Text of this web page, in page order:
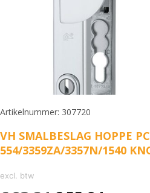
Artikelnummer: 307720
VH SMALBESLAG HOPPE
554/3359ZA/3357N/1540
excl. btw